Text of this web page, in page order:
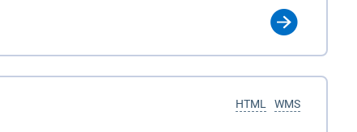
WMS
HTML